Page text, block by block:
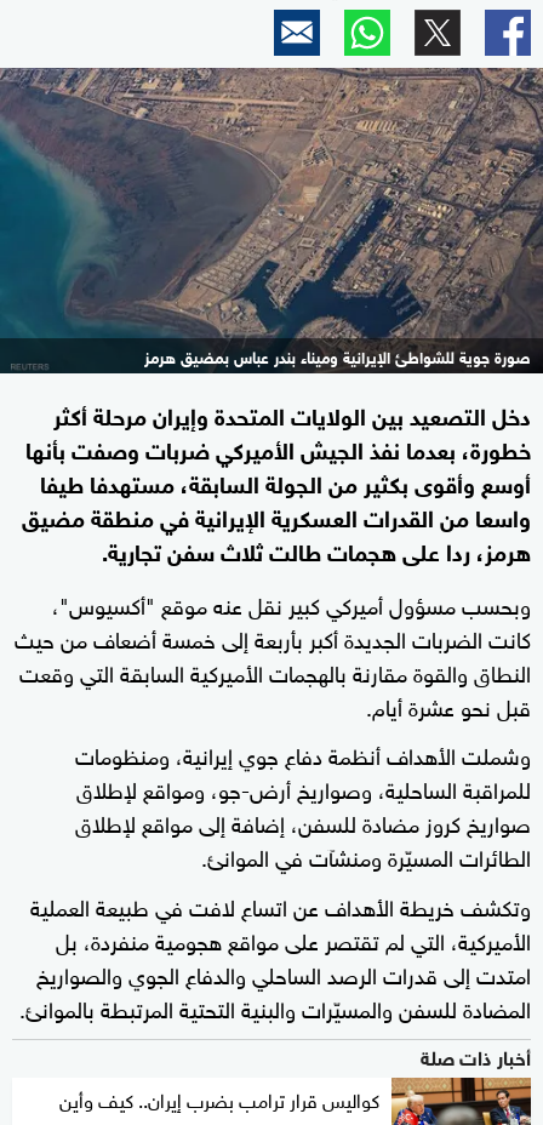
صورة جوية للشواطئ الإيرانية وميناء بندر عباس بمضيق هرمز
دخل التصعيد بين الولايات المتحدة وإيران مرحلة أكثر
خطورة، بعدما نفذ الجيش الأميركي ضربات وصفت بأنها
أوسع وأقوى بكثير من الجولة السابقة، مستهدفا طيفا
واسعا من القدرات العسكرية الإيرانية في منطقة مضيق
هرمز، ردا على هجمات طالت ثلاث سفن تجارية.
وبحسب مسؤول أميركي كبير نقل عنه موقع "أكسيوس"،
كانت الضربات الجديدة أكبر بأربعة إلى خمسة أضعاف من حيث
النطاق والقوة مقارنة بالهجمات الأميركية السابقة التي وقعت
قبل نحو عشرة أيام.
وشملت الأهداف أنظمة دفاع جوي إيرانية، ومنظومات
للمراقبة الساحلية، وصواريخ أرض-جو، ومواقع لإطلاق
صواريخ كروز مضادة للسفن، إضافة إلى مواقع لإطلاق
الطائرات المسيّرة ومنشآت في الموانئ.
وتكشف خريطة الأهداف عن اتساع لافت في طبيعة العملية
الأميركية، التي لم تقتصر على مواقع هجومية منفردة، بل
امتدت إلى قدرات الرصد الساحلي والدفاع الجوي والصواريخ
المضادة للسفن والمسيّرات والبنية التحتية المرتبطة بالموانئ.
أخبار ذات صلة
كواليس قرار ترامب بضرب إيران.. كيف وأين